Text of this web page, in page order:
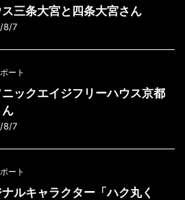
三条大宮と四条大宮さん
8/7
ート
ックエイジフリーハウス京都
ん
8/7
ート
ルキャラクター「ハク丸く